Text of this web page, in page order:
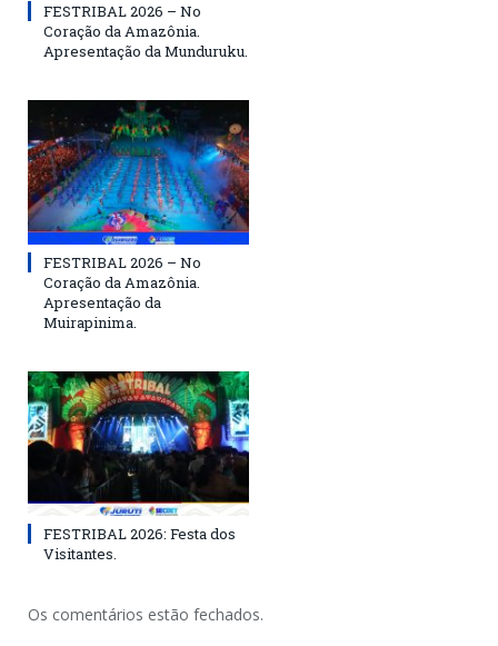
FESTRIBAL 2026 – No
Coração da Amazônia.
Apresentação da Munduruku.
FESTRIBAL 2026 – No
Coração da Amazônia.
Apresentação da
Muirapinima.
FESTRIBAL 2026: Festa dos
Visitantes.
Os comentários estão fechados.